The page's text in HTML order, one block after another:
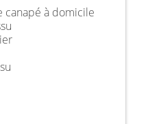
canapé à domicile